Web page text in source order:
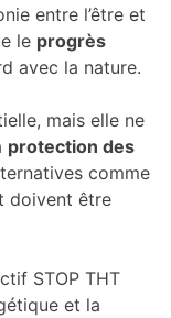
entre l’être et
le progrès
avec la nature.
mais elle ne
protection des
comme
doivent être
STOP THT
et la